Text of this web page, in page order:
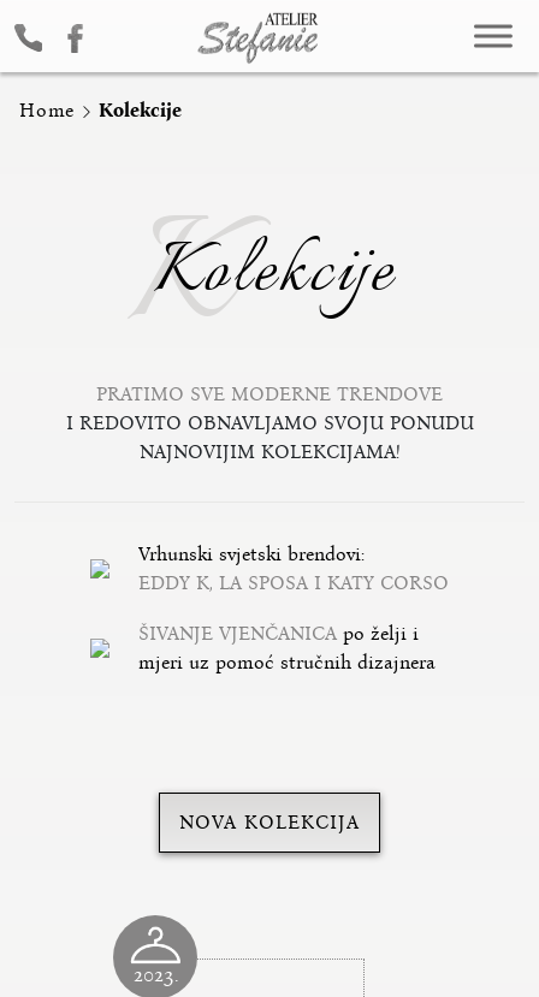
Home Kolekcije
K
Kolekcije
PRATIMO SVE MODERNE TRENDOVE
I REDOVITO OBNAVLJAMO SVOJU PONUDU
NAJNOVIJIM KOLEKCIJAMA!
Vrhunski svjetski brendovi:
EDDY K, LA SPOSA I KATY CORSO
ŠIVANJE VJENČANICApo želji i
mjeri uz pomoć stručnih dizajnera
NOVA KOLEKCIJA
2023.